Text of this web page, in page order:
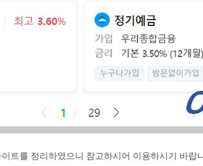
트를 정리하였으니 참고하시어 이용하시기 바랍